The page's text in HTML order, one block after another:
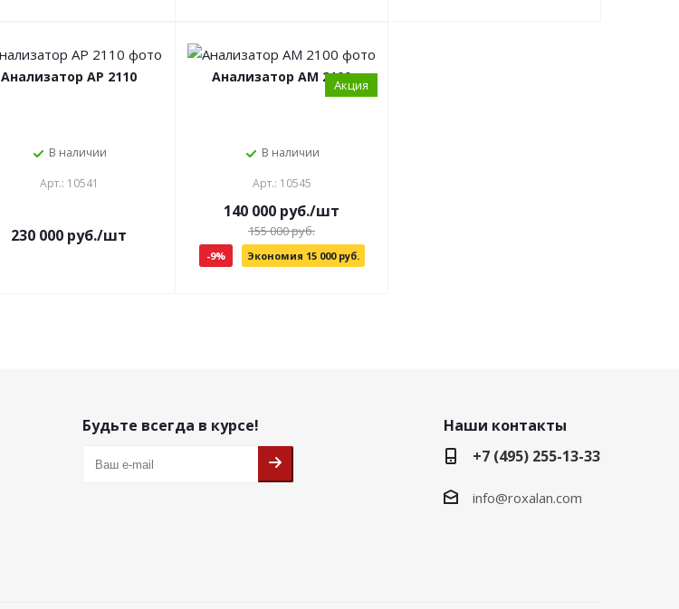
Анализатор АР 2110
В наличии
Арт.: 10541
230 000 руб./шт
Акция
Анализатор АМ 2100
В наличии
Арт.: 10545
140 000 руб./шт
155 000 руб.
-9% Экономия 15 000 руб.
Будьте всегда в курсе!
Наши контакты
+7 (495) 255-13-33
info@roxalan.com